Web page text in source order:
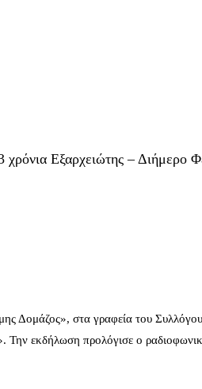
χρόνια Εξαρχειώτης – Διήμερο
Δομάζος», στα γραφεία του
εκδήλωση προλόγισε ο